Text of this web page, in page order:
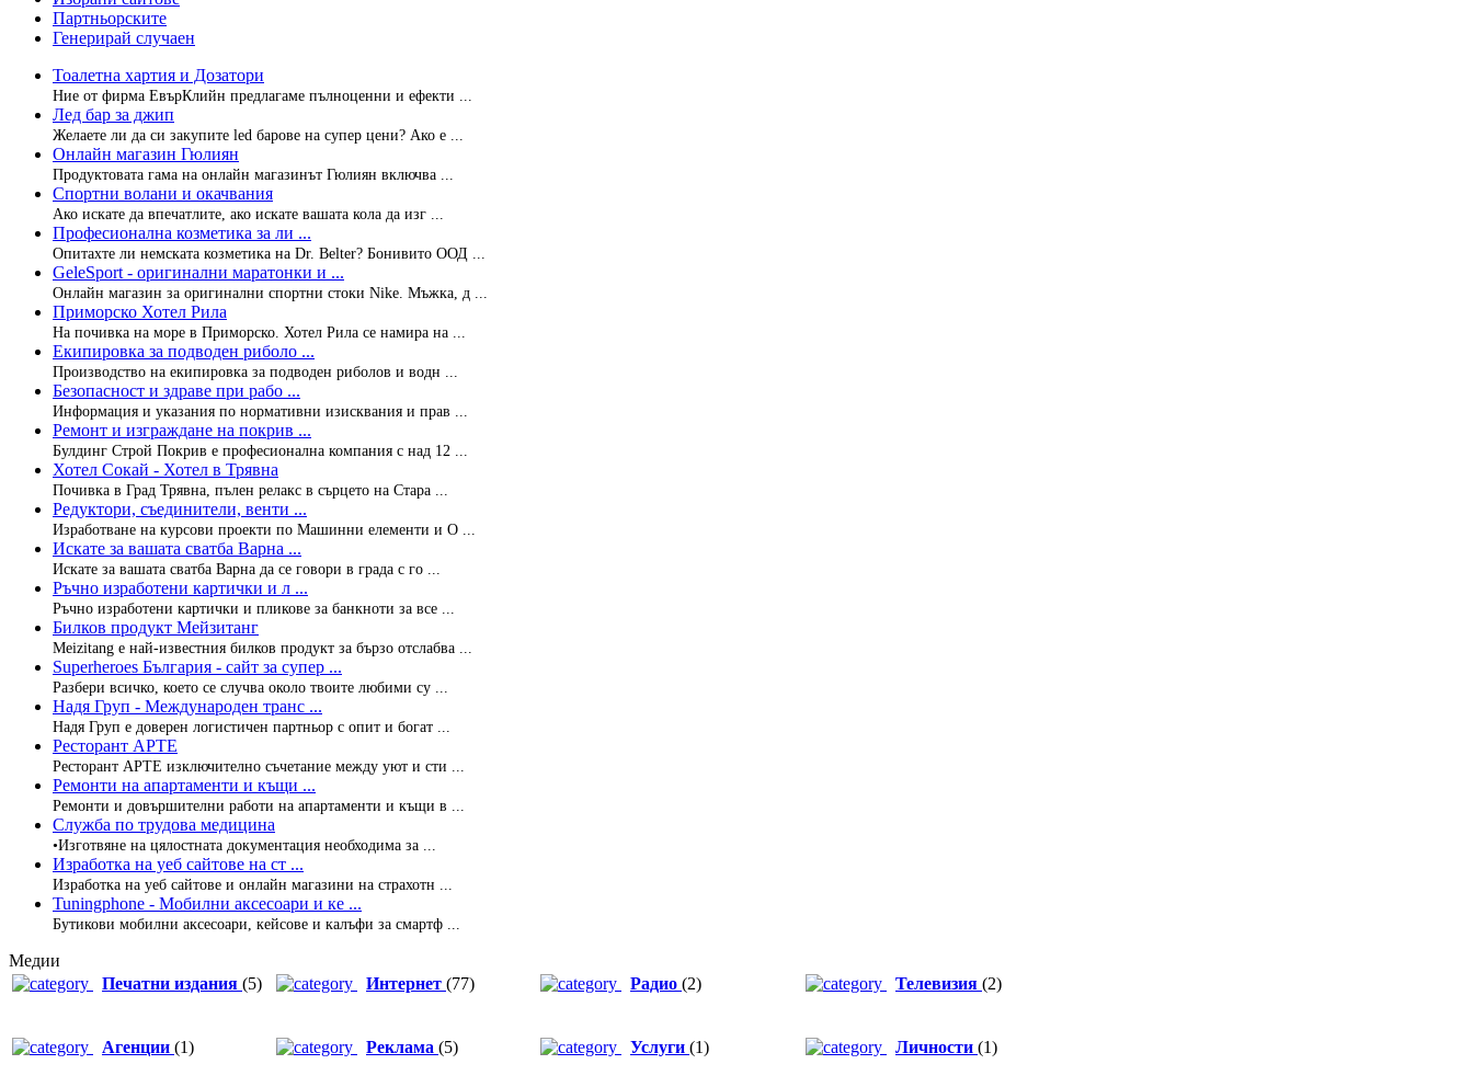
Партньорските
Генерирай случаен
Тоалетна хартия и Дозатори
Ние от фирма ЕвърКлийн предлагаме пълноценни и ефекти ...
Лед бар за джип
Желаете ли да си закупите led барове на супер цени? Ако е ...
Онлайн магазин Гюлиян
Продуктовата гама на онлайн магазинът Гюлиян включва ...
Спортни волани и окачвания
Ако искате да впечатлите, ако искате вашата кола да изг ...
Професионална козметика за ли ...
Опитахте ли немската козметика на Dr. Belter? Бонивито ООД ...
GeleSport - оригинални маратонки и ...
Онлайн магазин за оригинални спортни стоки Nike. Мъжка, д ...
Приморско Хотел Рила
На почивка на море в Приморско. Хотел Рила се намира на ...
Екипировка за подводен риболо ...
Производство на екипировка за подводен риболов и водн ...
Безопасност и здраве при рабо ...
Информация и указания по нормативни изисквания и прав ...
Ремонт и изграждане на покрив ...
Булдинг Строй Покрив е професионална компания с над 12 ...
Хотел Сокай - Хотел в Трявна
Почивка в Град Трявна, пълен релакс в сърцето на Стара ...
Редуктори, съединители, венти ...
Изработване на курсови проекти по Машинни елементи и О ...
Искате за вашата сватба Варна ...
Искате за вашата сватба Варна да се говори в града с го ...
Ръчно изработени картички и л ...
Ръчно изработени картички и пликове за банкноти за все ...
Билков продукт Мейзитанг
Meizitang е най-известния билков продукт за бързо отслабва ...
Superheroes България - сайт за супер ...
Разбери всичко, което се случва около твоите любими су ...
Надя Груп - Международен транс ...
Надя Груп е доверен логистичен партньор с опит и богат ...
Ресторант АРТЕ
Ресторант АРТЕ изключително съчетание между уют и сти ...
Ремонти на апартаменти и къщи ...
Ремонти и довършителни работи на апартаменти и къщи в ...
Служба по трудова медицина
•Изготвяне на цялостната документация необходима за ...
Изработка на уеб сайтове на ст ...
Изработка на уеб сайтове и онлайн магазини на страхотн ...
Tuningphone - Мобилни аксесоари и ке ...
Бутикови мобилни аксесоари, кейсове и калъфи за смартф ...
Медии
Печатни издания (5) Интернет (77) Радио (2) Телевизия (2)
Агенции (1) Реклама (5) Услуги (1) Личности (1)